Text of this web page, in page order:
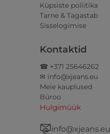
Küpsiste poliitika
Tarne & Tagastab
Sisselogimise
Kontaktid
☎ +371 25646262
✉ info@xjeans.eu
Meie kauplused
Büroo
Hulgimüük
info@xjeans.eu